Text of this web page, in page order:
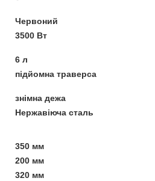
Червоний
3500 Вт
6 л
підйомна траверса
знімна дежа
Нержавіюча сталь
350 мм
200 мм
320 мм